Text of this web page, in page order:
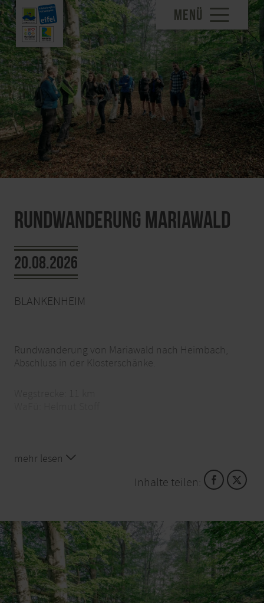
MENÜ
Rundwanderung Mariawald
20.08.2026
BLANKENHEIM
Rundwanderung von Mariawald nach Heimbach,
Abschluss in der Klosterschänke.
Kosten: frei
Ort: Blankenheim, Parkplatz In der Rhenn/
mehr lesen
Inhalte teilen: